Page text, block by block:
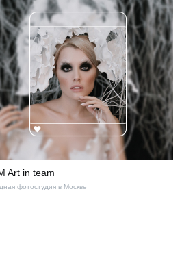
Art in team
фотостудия в Москве